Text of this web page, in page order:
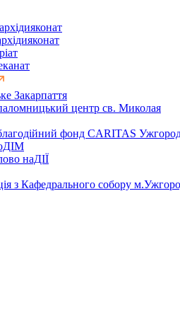
Закарпаття
центр св. Миколая
фонд CARITAS
наДІЇ
з Кафедрального собору